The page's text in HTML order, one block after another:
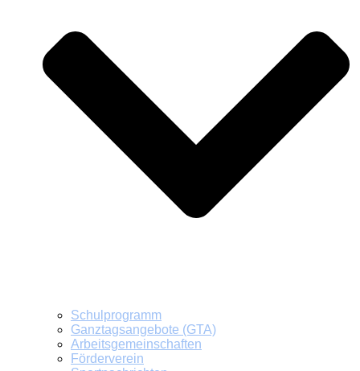
Schulprogramm
Ganztagsangebote (GTA)
Arbeitsgemeinschaften
Förderverein